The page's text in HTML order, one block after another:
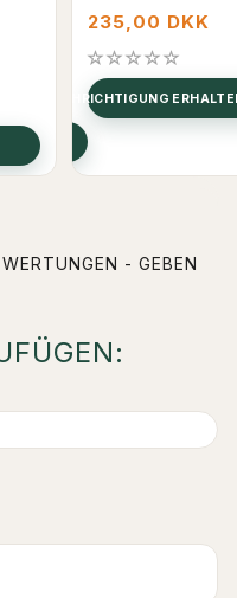
235,00 DKK
BENACHRICHTIGUNG
- GEBEN